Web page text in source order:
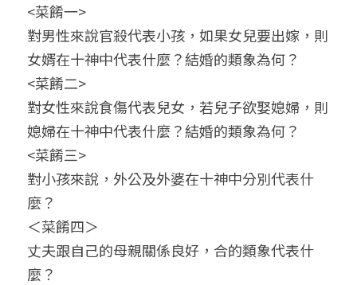
好書推廌
自我挑戰
八字高階班
五人實戰班
五行計算初階班
五行計算高階班
團隊訓練營
八字批命
小兒命名
科學八字推理3
科學八字輕鬆學
輕鬆學會科學八字推理
上課預約
常見問題
FB粉絲頁
搜索
繁體中文
繁體中文
0938617837
support@p8zicourse.com
五行八字線上班
<菜餚一>
對男性來說官殺代表小孩，如果女兒要出嫁，則
女婿在十神中代表什麼？結婚的類象為何？
<菜餚二>
對女性來說食傷代表兒女，若兒子欲娶媳婦，則
媳婦在十神中代表什麼？結婚的類象為何？
<菜餚三>
對小孩來說，外公及外婆在十神中分別代表什
麼？
＜菜餚四＞
丈夫跟自己的母親關係良好，合的類象代表什
麼？